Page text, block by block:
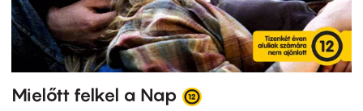
Mielőtt felkel a Nap